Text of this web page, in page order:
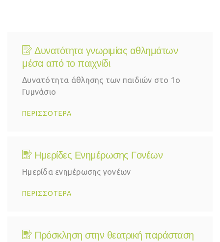
Δυνατότητα γνωριμίας αθλημάτων
μέσα από το παιχνίδι
Δυνατότητα άθλησης των παιδιών στο 1ο
Γυμνάσιο
ΠΕΡΙΣΣΟΤΕΡΑ
Ημερίδες Ενημέρωσης Γονέων
Ημερίδα ενημέρωσης γονέων
ΠΕΡΙΣΣΟΤΕΡΑ
Πρόσκληση στην θεατρική παράσταση